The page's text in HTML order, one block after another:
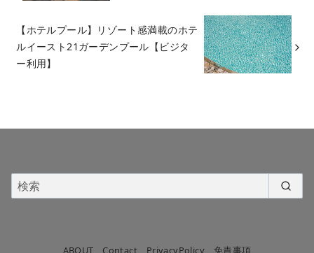
【ホテルプール】リゾート感満載のホテ
ルイースト21ガーデンプール【ビジタ
ー利用】